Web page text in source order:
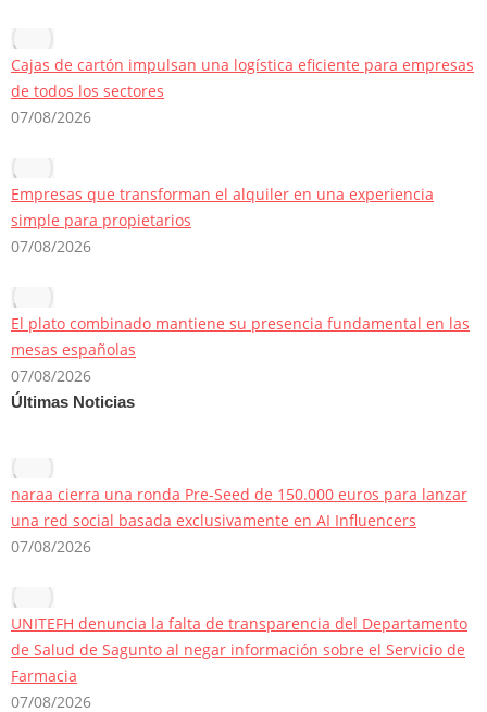
Cajas de cartón impulsan una logística eficiente para empresas
de todos los sectores
07/08/2026
Empresas que transforman el alquiler en una experiencia
simple para propietarios
07/08/2026
El plato combinado mantiene su presencia fundamental en las
mesas españolas
07/08/2026
Últimas Noticias
naraa cierra una ronda Pre-Seed de 150.000 euros para lanzar
una red social basada exclusivamente en AI Influencers
07/08/2026
UNITEFH denuncia la falta de transparencia del Departamento
de Salud de Sagunto al negar información sobre el Servicio de
Farmacia
07/08/2026